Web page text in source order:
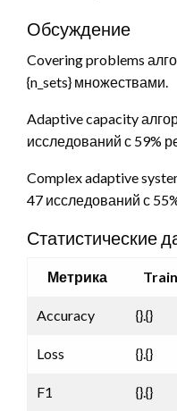
Обсуждение
Covering problems
{n_sets} множествами.
Adaptive capacity
исследований с 59%
Complex adaptive
47 исследований с
Статистические
Метрика Train
Accuracy {}.{}
Loss {}.{}
F1 {}.{}